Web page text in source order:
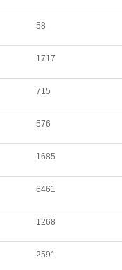
58
1717
715
576
1685
6461
1268
2591